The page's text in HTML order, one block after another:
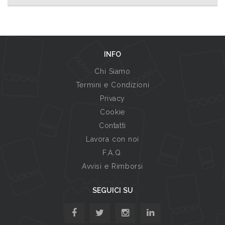
INFO
Chi Siamo
Termini e Condizioni
Privacy
Cookie
Contatti
Lavora con noi
F.A.Q.
Avvisi e Rimborsi
SEGUICI SU